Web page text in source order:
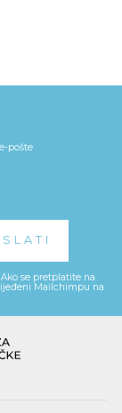
pošte
se pretplatite na
Mailchimpu na